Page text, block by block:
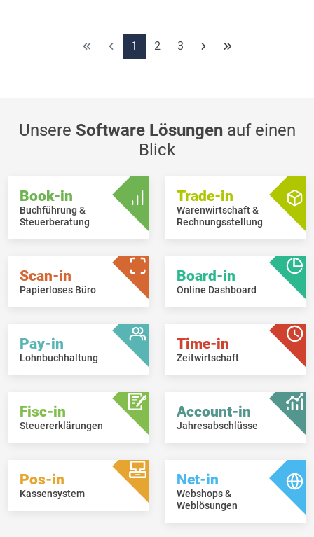
Im Auftragsschirm können über den „Gekaufte Artikel“-Knopf
1 2 3
Unsere Software Lösungenauf einen
Blick
Book-in
Buchführung &
Steuerberatung
Trade-in
Warenwirtschaft &
Rechnungsstellung
Scan-in
Papierloses Büro
Board-in
Online Dashboard
Pay-in
Lohnbuchhaltung
Time-in
Zeitwirtschaft
Fisc-in
Steuererklärungen
Account-in
Jahresabschlüsse
Pos-in
Kassensystem
Net-in
Webshops &
Weblösungen